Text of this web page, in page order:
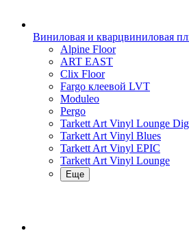
Виниловая и кварцвиниловая
Alpine Floor
ART EAST
Clix Floor
Fargo клеевой LVT
Moduleo
Pergo
Tarkett Art Vinyl Lounge
Tarkett Art Vinyl Blues
Tarkett Art Vinyl EPIC
Tarkett Art Vinyl Lounge
Еще